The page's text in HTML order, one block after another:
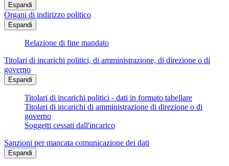
Espandi
Organi di indirizzo politico
Espandi
Relazione di fine mandato
Titolari di incarichi politici, di amministrazione, di direzione o di
governo
Espandi
Titolari di incarichi politici - dati in formato tabellare
Titolari di incarichi di amministrazione di direzione o di
governo
Soggetti cessati dall'incarico
Sanzioni per mancata comunicazione dei dati
Espandi